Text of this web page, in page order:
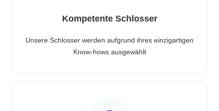
Kompetente Schlosser
Unsere Schlosser werden aufgrund ihres einzigartigen
Know-hows ausgewählt